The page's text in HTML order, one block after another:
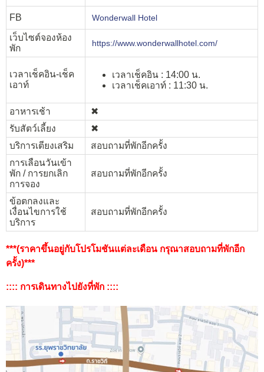
FB Wonderwall Hotel
เว็บไซต์จองห้อง
พัก
https://www.wonderwallhotel.com/
เวลาเช็คอิน-เช็ค
เอาท์
เวลาเช็คอิน : 14:00 น.
เวลาเช็คเอาท์ : 11:30 น.
อาหารเช้า
✖︎
รับสัตว์เลี้ยง
✖︎
บริการเตียงเสริม
สอบถามที่พักอีกครั้ง
การเลือนวันเข้า
พัก / การยกเลิก
การจอง
สอบถามที่พักอีกครั้ง
ข้อตกลงและ
เงื่อนไขการใช้
บริการ
สอบถามที่พักอีกครั้ง
***(ราคาขึ้นอยู่กับโปรโมชันแต่ละเดือน กรุณาสอบถามที่พักอีก
ครั้ง)***
:::: การเดินทางไปยังที่พัก ::::